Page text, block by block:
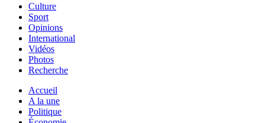
Culture
Sport
Opinions
International
Vidéos
Photos
Recherche
Accueil
A la une
Politique